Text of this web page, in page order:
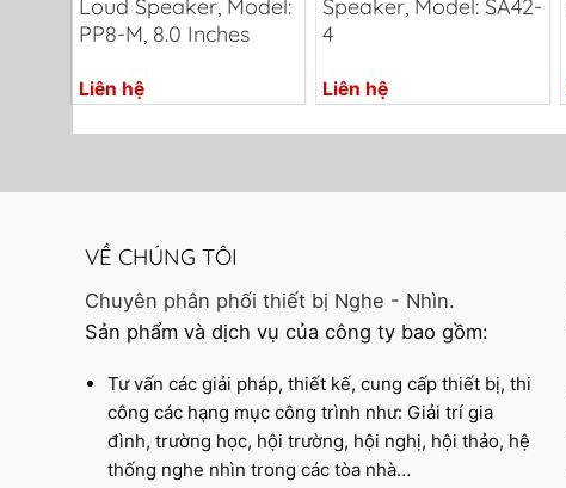
Loud Speaker, Model:
PP8-M, 8.0 Inches
Liên hệ
Speaker, Model: SA42-
4
Liên hệ
VỀ CHÚNG TÔI
Chuyên phân phối thiết bị Nghe - Nhìn.
Sản phẩm và dịch vụ của công ty bao gồm:
Tư vấn các giải pháp, thiết kế, cung cấp thiết bị, thi
công các hạng mục công trình như: Giải trí gia
đình, trường học, hội trường, hội nghị, hội thảo, hệ
thống nghe nhìn trong các tòa nhà…